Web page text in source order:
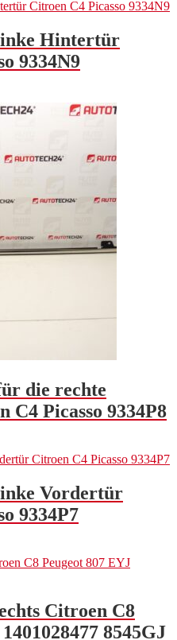
Hintertür
9334N9
die rechte
Picasso 9334P8
Vordertür
9334P7
Citroen C8
8545GJ